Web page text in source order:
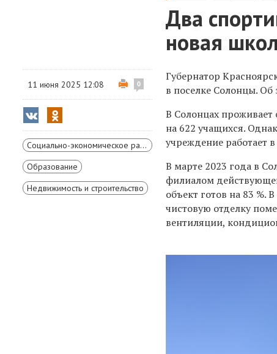
Два
новая
11 июня 2025 12:08 0
Социально-экономическое развитие Красноярского края
Образование
Недвижимость и строительство
Губернатор
в поселке Солонцы.
В Солонцах проживает
на 622 учащихся.
учреждение работает
В марте 2023 года в
филиалом
объект готов на 83 %.
чистовую отделку
вентиляции,